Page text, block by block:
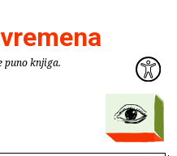
puno knjiga.